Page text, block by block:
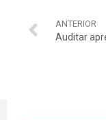
ANTERIOR